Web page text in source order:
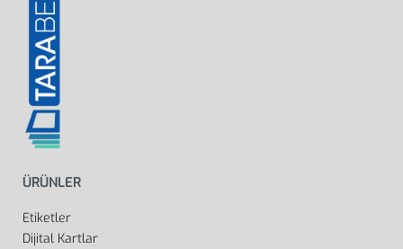
ÜRÜNLER
Etiketler
Dijital Kartlar